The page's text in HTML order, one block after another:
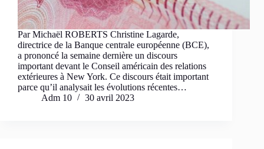
Par Michaël ROBERTS Christine Lagarde,
directrice de la Banque centrale européenne (BCE),
a prononcé la semaine dernière un discours
important devant le Conseil américain des relations
extérieures à New York. Ce discours était important
parce qu’il analysait les évolutions récentes…
Adm 10
30 avril 2023